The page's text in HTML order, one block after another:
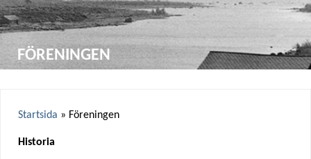
FÖRENINGEN
Y
Startsida » Föreningen
Historia